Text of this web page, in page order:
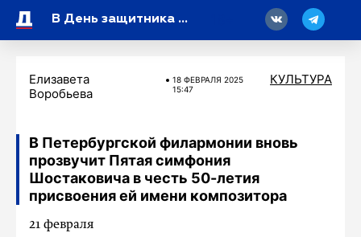
В День защитника Отечества музей «Нарвская застава» встретит гостей музыкальной программой
Елизавета
Воробьева
18 ФЕВРАЛЯ 2025
15:47
КУЛЬТУРА
В Петербургской филармонии вновь
прозвучит Пятая симфония
Шостаковича в честь 50-летия
присвоения ей имени композитора
21 февраля